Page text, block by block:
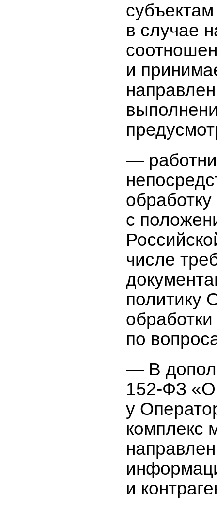
в случае
и
—
с
числе
политику
по
— В
152-ФЗ «О
у
комплекс
и